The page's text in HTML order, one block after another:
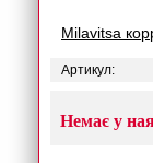
Milavitsa
Артикул:
Немає у